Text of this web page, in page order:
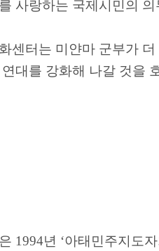
사랑하는 국제시민의 의
센터는 미얀마 군부가
대를 강화해 나갈 것을
1994년 ‘아태민주지도자